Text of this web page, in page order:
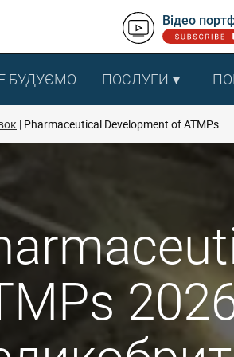
Відео
БУДУЄМО ПОСЛУГИ
Pharmaceutical Development of ATMPs